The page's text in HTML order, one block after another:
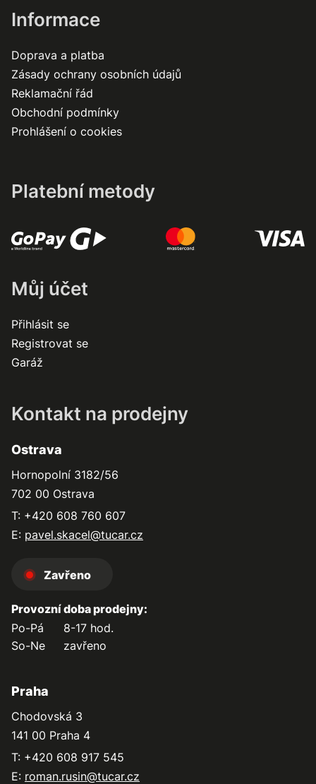
Informace
Doprava a platba
Zásady ochrany osobních údajů
Reklamační řád
Obchodní podmínky
Prohlášení o cookies
Platební metody
Můj účet
Přihlásit se
Registrovat se
Garáž
Kontakt na prodejny
Ostrava
Hornopolní 3182/56
702 00 Ostrava
T: +420 608 760 607
E: pavel.skacel@tucar.cz
Zavřeno
Provozní doba prodejny:
Po-Pá
8-17 hod.
So-Ne
zavřeno
Praha
Chodovská 3
141 00 Praha 4
T: +420 608 917 545
E: roman.rusin@tucar.cz